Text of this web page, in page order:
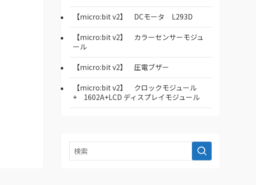
【micro:bit v2】 DCモータ L293D
【micro:bit v2】 カラーセンサーモジュ
ール
【micro:bit v2】 圧電ブザー
【micro:bit v2】 クロックモジュール
+ 1602A+LCD ディスプレイモジュール